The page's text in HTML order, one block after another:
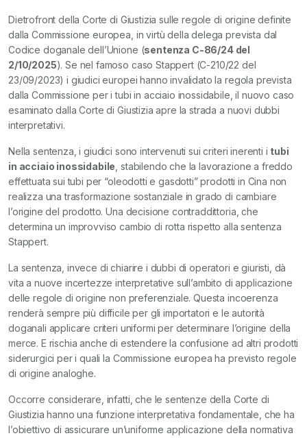
Dietrofront della Corte di Giustizia sulle regole di origine definite
dalla Commissione europea, in virtù della delega prevista dal
Codice doganale dell’Unione (sentenza C-86/24 del
2/10/2025). Se nel famoso caso Stappert (C-210/22 del
23/09/2023) i giudici europei hanno invalidato la regola prevista
dalla Commissione per i tubi in acciaio inossidabile, il nuovo caso
esaminato dalla Corte di Giustizia apre la strada a nuovi dubbi
interpretativi.
Nella sentenza, i giudici sono intervenuti sui criteri inerenti i tubi
in acciaio inossidabile , stabilendo che la lavorazione a freddo
effettuata sui tubi per “oleodotti e gasdotti” prodotti in Cina non
realizza una trasformazione sostanziale in grado di cambiare
l’origine del prodotto. Una decisione contraddittoria, che
determina un improvviso cambio di rotta rispetto alla sentenza
Stappert.
La sentenza, invece di chiarire i dubbi di operatori e giuristi, dà
vita a nuove incertezze interpretative sull’ambito di applicazione
delle regole di origine non preferenziale. Questa incoerenza
renderà sempre più difficile per gli importatori e le autorità
doganali applicare criteri uniformi per determinare l’origine della
merce. E rischia anche di estendere la confusione ad altri prodotti
siderurgici per i quali la Commissione europea ha previsto regole
di origine analoghe.
Occorre considerare, infatti, che le sentenze della Corte di
Giustizia hanno una funzione interpretativa fondamentale, che ha
l’obiettivo di assicurare un’uniforme applicazione della normativa